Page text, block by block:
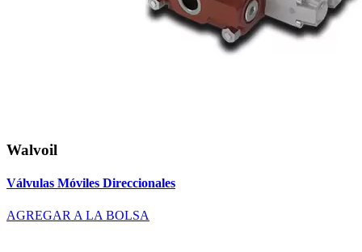
Walvoil
Válvulas Móviles Direccionales
AGREGAR A LA BOLSA